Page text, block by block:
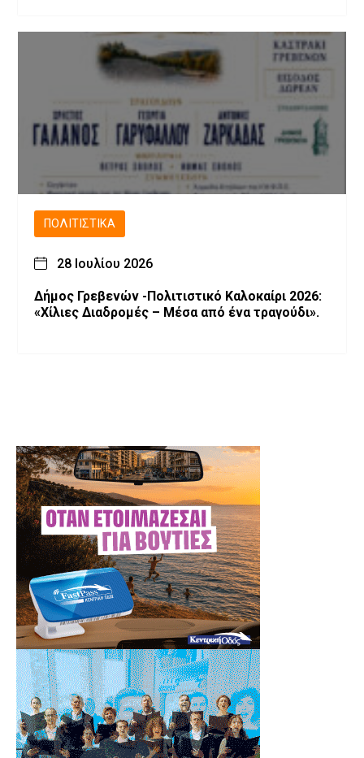
ΠΟΛΙΤΙΣΤΙΚΆ
28 Ιουλίου 2026
Δήμος Γρεβενών -Πολιτιστικό Καλοκαίρι 2026:
«Χίλιες Διαδρομές – Μέσα από ένα τραγούδι».